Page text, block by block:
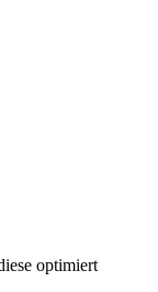
optimiert